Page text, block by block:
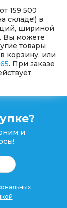
159 500
складе!) в
шириной
Вы можете
товары
корзину, или
. При заказе
и